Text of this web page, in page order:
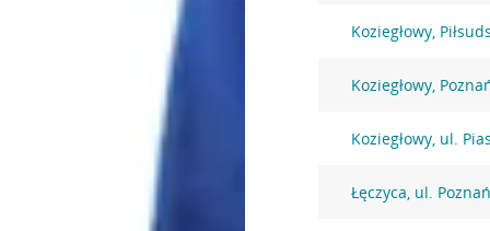
Koziegłowy,
Koziegłowy,
Koziegłowy, ul.
Łęczyca, ul.